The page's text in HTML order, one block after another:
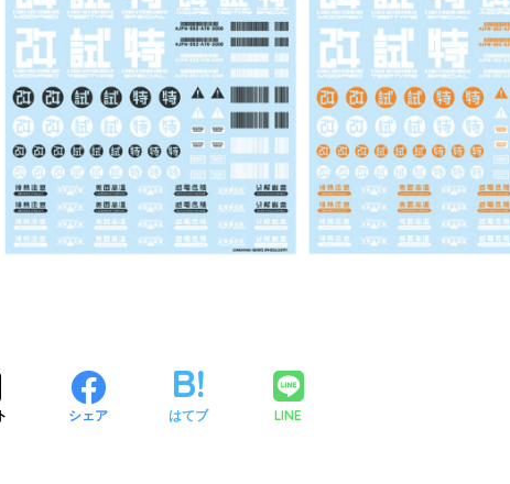
シェア はてブ LINE